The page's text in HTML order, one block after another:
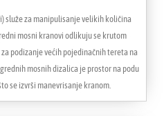
služe za manipulisanje velikih količina
mosni kranovi odlikuju se krutom
podizanje većih pojedinačnih tereta na
mosnih dizalica je prostor na podu
se izvrši manevrisanje kranom.